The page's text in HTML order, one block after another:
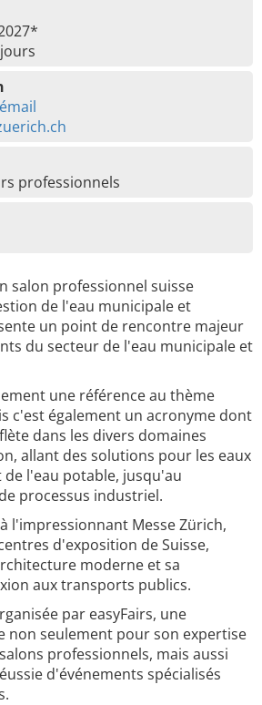
professionnels
salon professionnel suisse
de l'eau municipale et
un point de rencontre majeur
du secteur de l'eau municipale et
une référence au thème
c'est également un acronyme dont
dans les divers domaines
allant des solutions pour les eaux
l'eau potable, jusqu'au
processus industriel.
l'impressionnant Messe Zürich,
d'exposition de Suisse,
moderne et sa
aux transports publics.
par easyFairs, une
non seulement pour son expertise
professionnels, mais aussi
d'événements spécialisés